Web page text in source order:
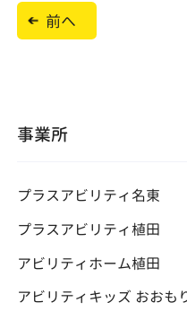
投
ナ
ン
前へ
事業所
プラスアビリティ名東
プラスアビリティ植田
アビリティホーム植田
アビリティキッズ おおも